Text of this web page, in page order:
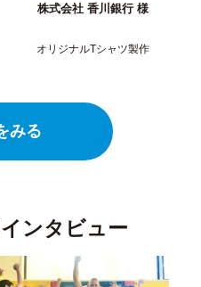
株式会社 香川銀行 様
オリジナルTシャツ製作
みる
ンタビュー